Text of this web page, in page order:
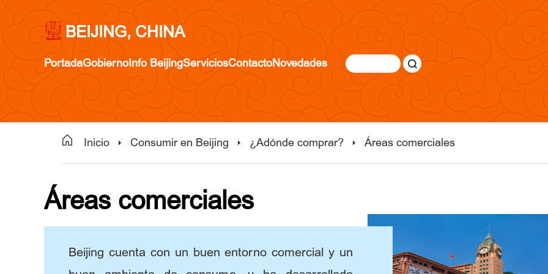
BEIJING, CHINA
PortadaGobiernoInfo BeijingServiciosContactoNovedades
Inicio Consumir en Beijing ¿Adónde comprar? Áreas comerciales
Áreas comerciales
Beijing cuenta con un buen entorno comercial y un